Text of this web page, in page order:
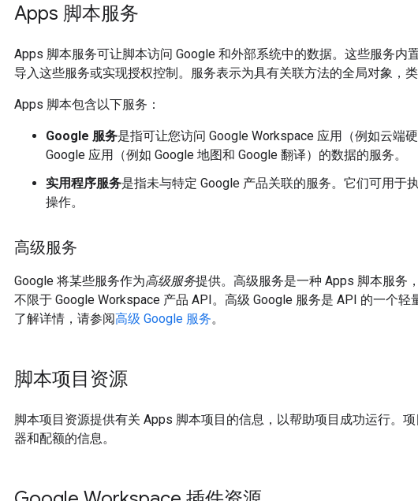
Apps 脚本服务
Apps 脚本服务可让脚本访问 Google 和外部系统中的数据。这些服务内
导入这些服务或实现授权控制。服务表示为具有关联方法的全局对象，
Apps 脚本包含以下服务：
Google 服务是指可让您访问 Google Workspace 应用（例如云端
Google 应用（例如 Google 地图和 Google 翻译）的数据的服务。
实用程序服务是指未与特定 Google 产品关联的服务。它们可用于
操作。
高级服务
Google 将某些服务作为高级服务提供。高级服务是一种 Apps 脚本服务
不限于 Google Workspace 产品 API。高级 Google 服务是 API 的一个
了解详情，请参阅高级 Google 服务。
脚本项目资源
脚本项目资源提供有关 Apps 脚本项目的信息，以帮助项目成功运行。
器和配额的信息。